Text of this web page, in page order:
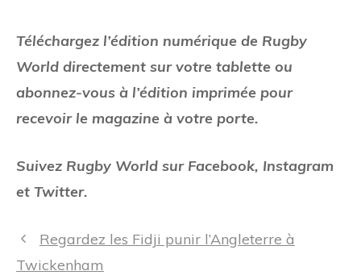
Téléchargez l’édition numérique de Rugby
World directement sur votre tablette ou
abonnez-vous à l’édition imprimée pour
recevoir le magazine à votre porte.
Suivez Rugby World sur Facebook, Instagram
et Twitter.
Navigation
des
Regardez les Fidji punir l’Angleterre à
Twickenham